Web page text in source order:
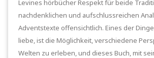
Levines hörbücher Respekt für beide
nachdenklichen und aufschlussreichen
Adventstexte offensichtlich. Eines der
liebe, ist die Möglichkeit, verschiedene
Welten zu erleben, und dieses Buch, mit